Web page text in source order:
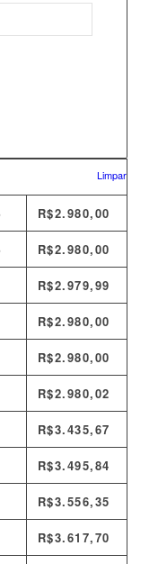
Limpar
R$2.980,00
R$2.980,00
R$2.979,99
R$2.980,00
R$2.980,00
R$2.980,02
R$3.435,67
R$3.495,84
R$3.556,35
R$3.617,70